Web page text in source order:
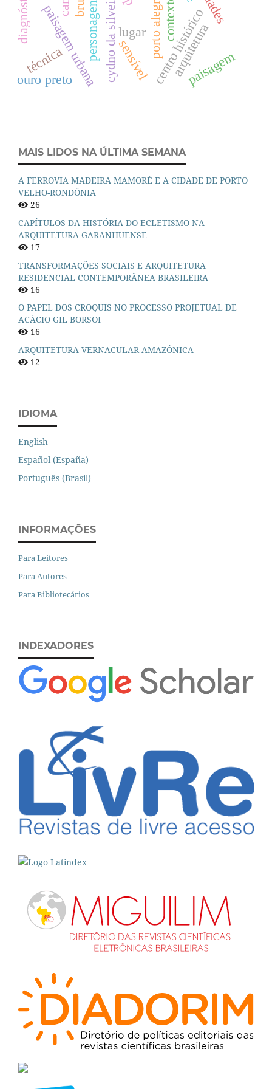
cydno da silveira
paisagem urbana porto alegre
centro histórico
arquitetura
lugar contexto
paisagem
sensível
técnica personagens
ouro preto
diagnóstico
MAIS LIDOS NA ÚLTIMA SEMANA
A FERROVIA MADEIRA MAMORÉ E A CIDADE DE PORTO
VELHO-RONDÔNIA
26
CAPÍTULOS DA HISTÓRIA DO ECLETISMO NA
ARQUITETURA GARANHUENSE
17
TRANSFORMAÇÕES SOCIAIS E ARQUITETURA
RESIDENCIAL CONTEMPORÂNEA BRASILEIRA
16
O PAPEL DOS CROQUIS NO PROCESSO PROJETUAL DE
ACÁCIO GIL BORSOI
16
ARQUITETURA VERNACULAR AMAZÔNICA
12
IDIOMA
English
Español (España)
Português (Brasil)
INFORMAÇÕES
Para Leitores
Para Autores
Para Bibliotecários
INDEXADORES